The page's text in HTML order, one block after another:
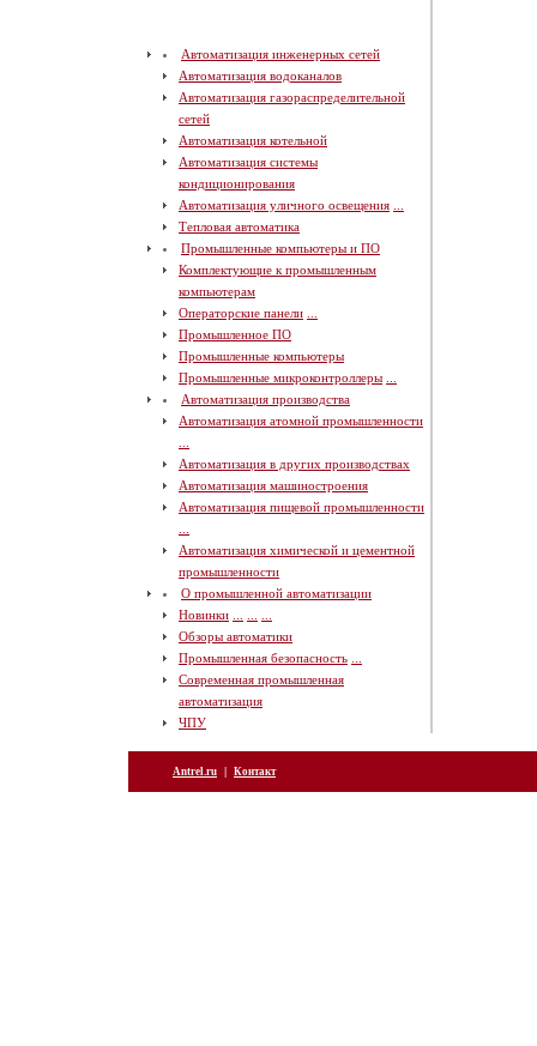
Автоматизация инженерных сетей
Автоматизация водоканалов
Автоматизация газораспределительной
сетей
Автоматизация котельной
Автоматизация системы
кондиционирования
Автоматизация уличного освещения
Тепловая автоматика
Промышленные компьютеры и ПО
Комплектующие к промышленным
компьютерам
Операторские панели
Промышленное ПО
Промышленные компьютеры
Промышленные микроконтроллеры
Автоматизация производства
Автоматизация атомной промышленности
Автоматизация в других производствах
Автоматизация машиностроения
Автоматизация пищевой промышленности
Автоматизация химической и цементной
промышленности
О промышленной автоматизации
Новинки
Обзоры автоматики
Промышленная безопасность
Современная промышленная
автоматизация
ЧПУ
Antrel.ru | Контакт